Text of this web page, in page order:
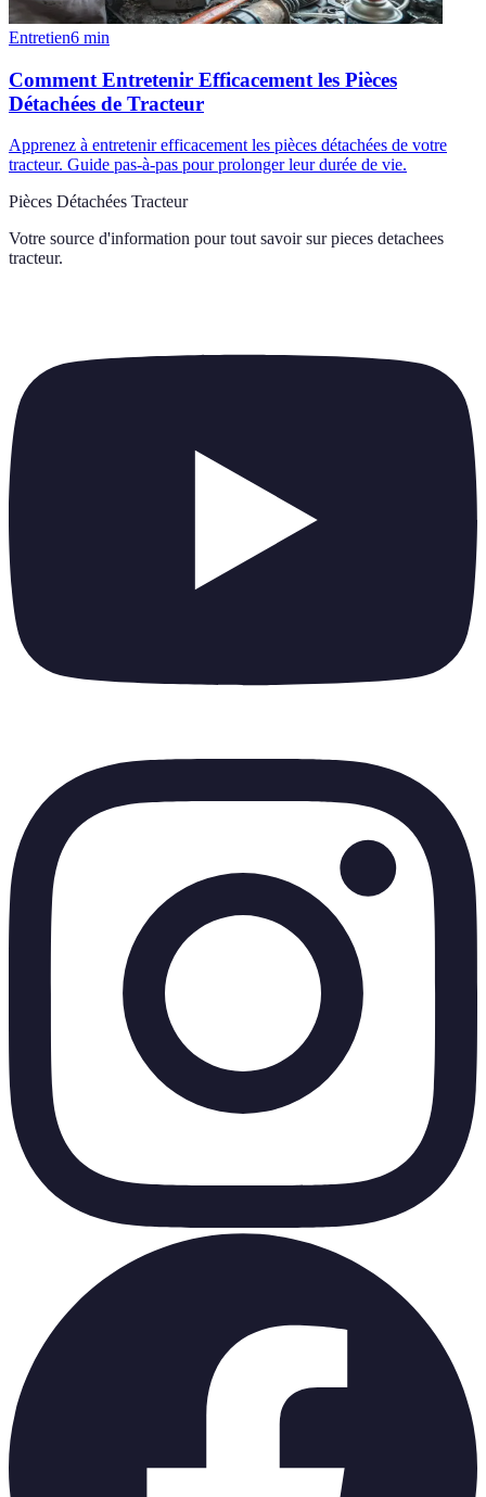
Entretien6 min
Comment Entretenir Efficacement les Pièces
Détachées de Tracteur
Apprenez à entretenir efficacement les pièces détachées de votre
tracteur. Guide pas-à-pas pour prolonger leur durée de vie.
Pièces Détachées Tracteur
Votre source d'information pour tout savoir sur pieces detachees
tracteur.